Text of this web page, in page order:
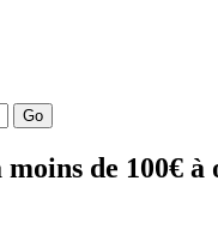
Go
moins de 100€